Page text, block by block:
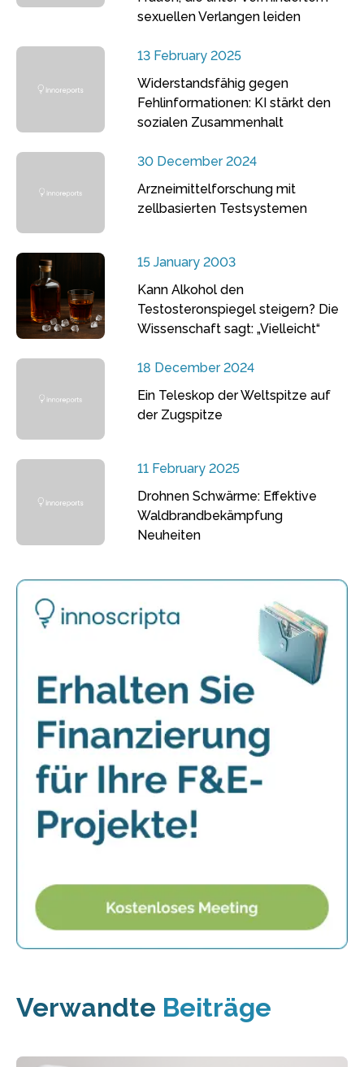
sexuellen Verlangen leiden
13 February 2025
Widerstandsfähig gegen
Fehlinformationen: KI stärkt den
sozialen Zusammenhalt
30 December 2024
Arzneimittelforschung mit
zellbasierten Testsystemen
15 January 2003
Kann Alkohol den
Testosteronspiegel steigern? Die
Wissenschaft sagt: „Vielleicht“
18 December 2024
Ein Teleskop der Weltspitze auf
der Zugspitze
11 February 2025
Drohnen Schwärme: Effektive
Waldbrandbekämpfung
Neuheiten
Verwandte Beiträge